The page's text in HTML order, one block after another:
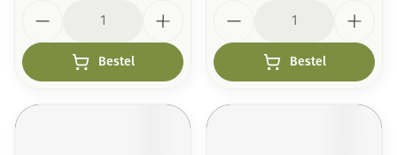
Bestel Bestel